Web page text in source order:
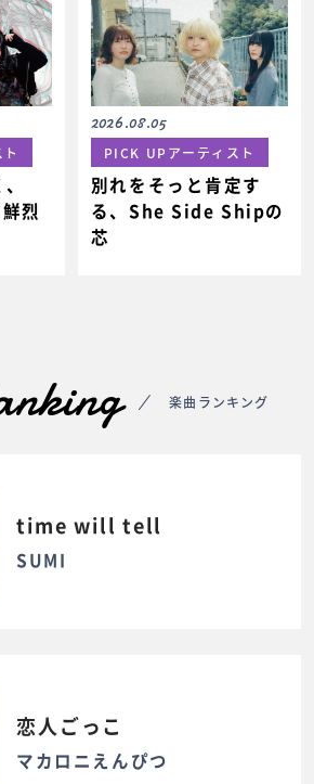
烈
2026.08.05
PICK UPアーティスト
別れをそっと肯定す
る、She Side Shipの
芯
楽曲ランキング
time will tell
SUMI
恋人ごっこ
マカロニえんぴつ